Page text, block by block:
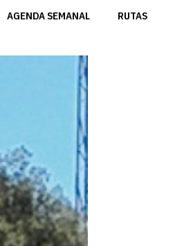
AGENDA SEMANAL RUTAS